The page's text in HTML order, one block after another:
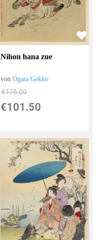
Nihon hana zue
vonOgata Gekko
€175.00
€101.50